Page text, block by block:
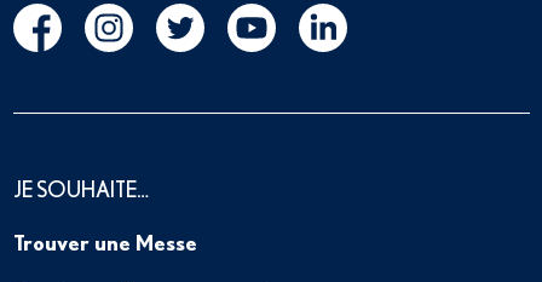
JE SOUHAITE…
Trouver une Messe